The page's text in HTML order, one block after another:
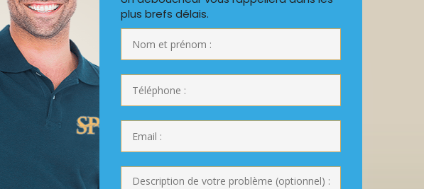
plus brefs délais.